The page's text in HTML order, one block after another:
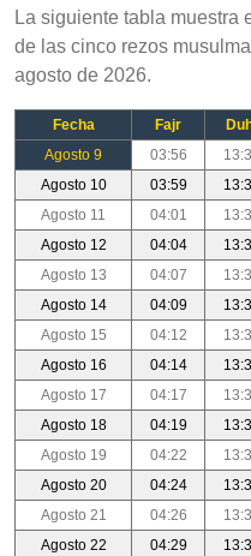
La siguiente tabla muestra
de las cinco rezos
agosto de 2026.
Fecha Fajr
Agosto 9
03:56
Agosto 10
03:59
Agosto 11
04:01
Agosto 12
04:04
Agosto 13
04:07
Agosto 14
04:09
Agosto 15
04:12
Agosto 16
04:14
Agosto 17
04:17
Agosto 18
04:19
Agosto 19
04:22
Agosto 20
04:24
Agosto 21
04:26
Agosto 22
04:29